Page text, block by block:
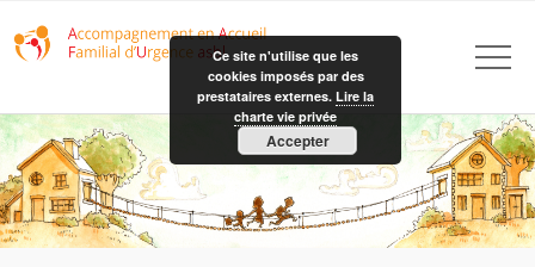
Ce site n'utilise que les
cookies imposés par des
prestataires externes. Lire la
charte vie privée
Accepter